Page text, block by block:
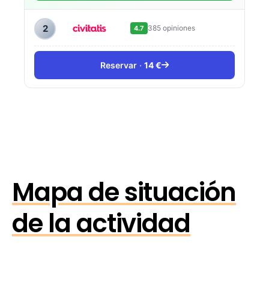
2 4.7 385 opiniones
Reservar 14 €
Mapa de situación
de la actividad